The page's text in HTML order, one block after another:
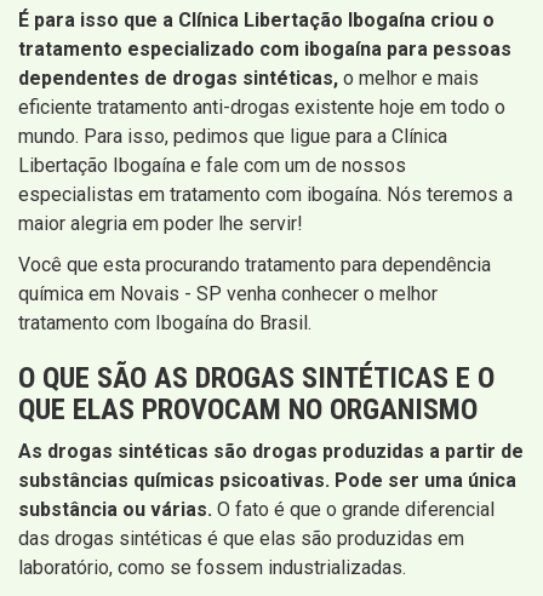
É para isso que a Clínica Libertação Ibogaína criou o
tratamento especializado com ibogaína para pessoas
dependentes de drogas sintéticas, o melhor e mais
eficiente tratamento anti-drogas existente hoje em todo o
mundo. Para isso, pedimos que ligue para a Clínica
Libertação Ibogaína e fale com um de nossos
especialistas em tratamento com ibogaína. Nós teremos a
maior alegria em poder lhe servir!
Você que esta procurando tratamento para dependência
química em Novais - SP venha conhecer o melhor
tratamento com Ibogaína do Brasil.
O QUE SÃO AS DROGAS SINTÉTICAS E O
QUE ELAS PROVOCAM NO ORGANISMO
As drogas sintéticas são drogas produzidas a partir de
substâncias químicas psicoativas. Pode ser uma única
substância ou várias. O fato é que o grande diferencial
das drogas sintéticas é que elas são produzidas em
laboratório, como se fossem industrializadas.